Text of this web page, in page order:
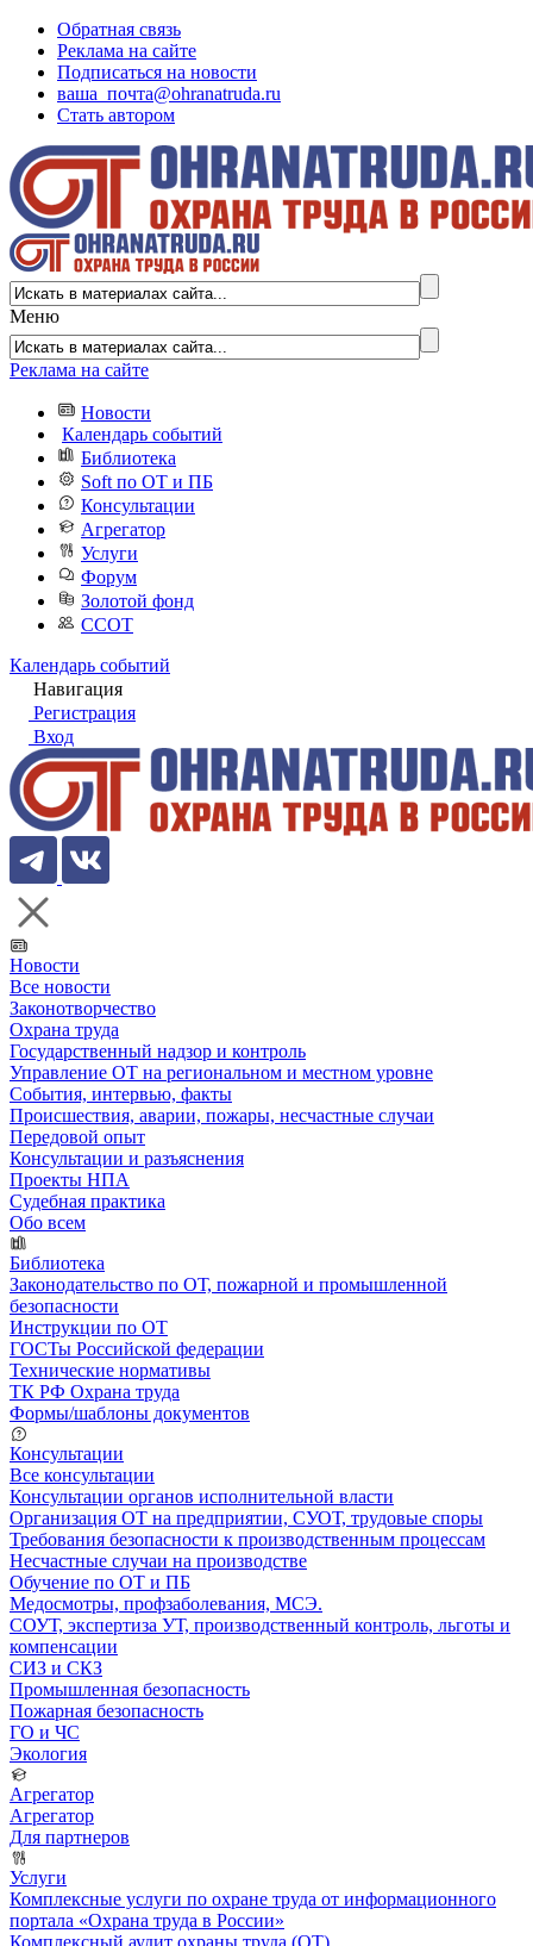
Обратная связь
Реклама на сайте
Подписаться на новости
ваша_почта@ohranatruda.ru
Стать автором
Меню
Реклама на сайте
Новости
Календарь событий
Библиотека
Soft по ОТ и ПБ
Консультации
Агрегатор
Услуги
Форум
Золотой фонд
ССОТ
Календарь событий
Навигация
Регистрация
Вход
Новости
Все новости
Законотворчество
Охрана труда
Государственный надзор и контроль
Управление ОТ на региональном и местном уровне
События, интервью, факты
Происшествия, аварии, пожары, несчастные случаи
Передовой опыт
Консультации и разъяснения
Проекты НПА
Судебная практика
Обо всем
Библиотека
Законодательство по ОТ, пожарной и промышленной
безопасности
Инструкции по ОТ
ГОСТы Российской федерации
Технические нормативы
ТК РФ Охрана труда
Формы/шаблоны документов
Консультации
Все консультации
Консультации органов исполнительной власти
Организация ОТ на предприятии, СУОТ, трудовые споры
Требования безопасности к производственным процессам
Несчастные случаи на производстве
Обучение по ОТ и ПБ
Медосмотры, профзаболевания, МСЭ.
СОУТ, экспертиза УТ, производственный контроль, льготы и
компенсации
СИЗ и СКЗ
Промышленная безопасность
Пожарная безопасность
ГО и ЧС
Экология
Агрегатор
Агрегатор
Для партнеров
Услуги
Комплексные услуги по охране труда от информационного
портала «Охрана труда в России»
Комплексный аудит охраны труда (ОТ)